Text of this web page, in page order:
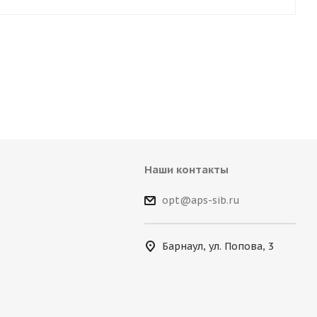
Наши контакты
opt@aps-sib.ru
Барнаул, ул. Попова, 3